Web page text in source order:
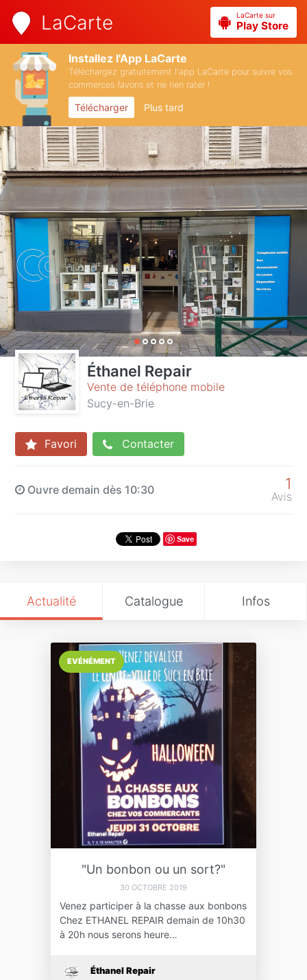
LaCarte LaCarte sur
Play Store
Installez l'App LaCarte
Téléchargez gratuitement l'app LaCarte pour suivre vos
commerces favoris et ne rien rater !
Télécharger Plus tard
Éthanel Repair
Vente de téléphone mobile
Sucy-en-Brie
Favori Contacter
Ouvre demain dès 10:30 1
Avis
Save
Actualité Catalogue Infos
EVÉNÉMENT
"Un bonbon ou un sort?"
30 OCTOBRE 2019
Venez participer à la chasse aux bonbons
Chez ETHANEL REPAIR demain de 10h30
à 20h nous serons heure…
Éthanel Repair